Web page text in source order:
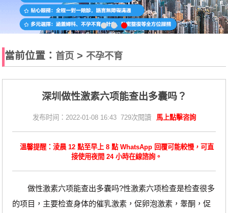
當前位置： 首页 > 不孕不育
深圳做性激素六项能查出多囊吗？
发布时间：2022-01-08 16:43 729次閱讀 馬上點擊咨詢
溫馨提醒：淩晨 12 點至早上 8 點 WhatsApp 回覆可能較慢，可直
接使用夜間 24 小時在線諮詢。
做性激素六项能查出多囊吗?性激素六项检查是检查很多
的项目，主要检查身体的催乳激素，促卵泡激素，睾酮，促